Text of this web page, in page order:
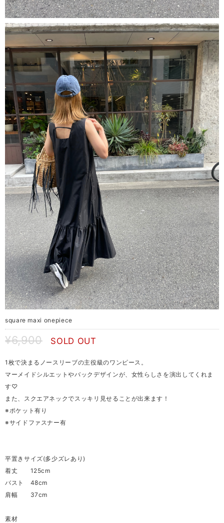
square maxi onepiece
¥6,900 SOLD OUT
1枚で決まるノースリーブの主役級のワンピース。
マーメイドシルエットやバックデザインが、女性らしさを演出してくれま
す♡
また、スクエアネックでスッキリ見せることが出来ます！
※ポケット有り
※サイドファスナー有
平置きサイズ(多少ズレあり)
着丈 125cm
バスト 48cm
肩幅 37cm
素材